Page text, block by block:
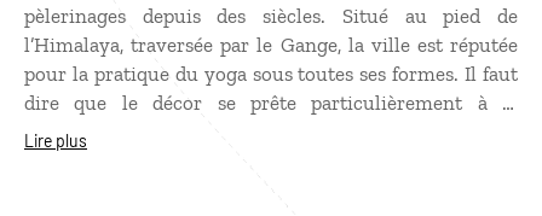
pèlerinages depuis des siècles. Situé au pied de
l’Himalaya, traversée par le Gange, la ville est réputée
pour la pratique du yoga sous toutes ses formes. Il faut
dire que le décor se prête particulièrement à la
méditation : suspendues au-dessus du fleuve sacré, les
Lire plus